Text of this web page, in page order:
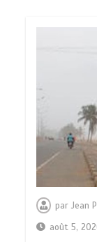
parJean
août 5,